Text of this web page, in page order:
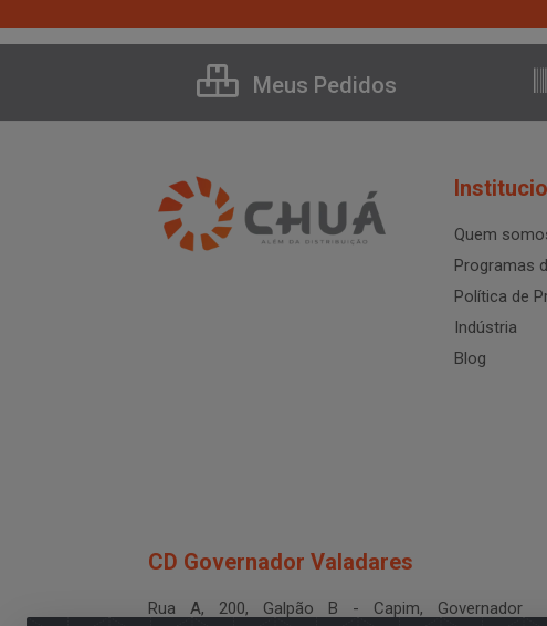
Meus Pedidos
Quem
Programas
Política de
Indústria
Blog
CD Governador Valadares
Rua A, 200, Galpão B - Capim, Governador